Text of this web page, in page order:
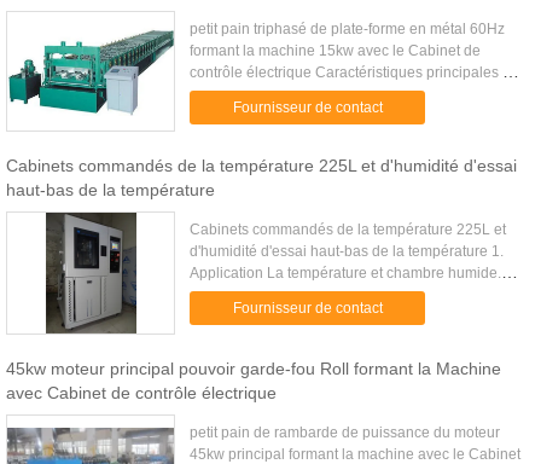
petit pain triphasé de plate-forme en métal 60Hz
formant la machine 15kw avec le Cabinet de
contrôle électrique Caractéristiques principales du
petit pain de plate-forme en métal formant la
machine Spéc. de ...
Fournisseur de contact
Cabinets commandés de la température 225L et d'humidité d'essai
haut-bas de la température
Cabinets commandés de la température 225L et
d'humidité d'essai haut-bas de la température 1.
Application La température et chambre humide.
Pour le traitement des échantillons avant l'essai. Il
peut également ...
Fournisseur de contact
45kw moteur principal pouvoir garde-fou Roll formant la Machine
avec Cabinet de contrôle électrique
petit pain de rambarde de puissance du moteur
45kw principal formant la machine avec le Cabinet